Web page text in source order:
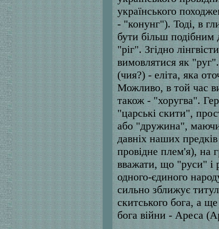
українського
- "конунг"). Тоді, в
бути більш подібним
"ріг". Згідно
вимовлятися як
(чия?) - еліта, яка
Можливо, в той час
також - "хоругва".
"царські скити",
або "дружина", маючи
давніх наших
провідне плем'я), на
вважати, що "руси" і
одного-єдиного
сильно зближує
скитського бога, а
бога війни - Ареса